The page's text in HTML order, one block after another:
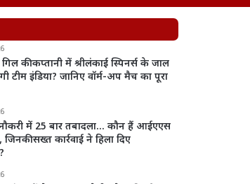
की कप्तानी में श्रीलंकाई स्पिनर्स के जाल
टीम इंडिया? जानिए वॉर्म-अप मैच का पूरा
में 25 बार तबादला… कौन हैं आईएएस
सख्त कार्रवाई ने हिला दिए